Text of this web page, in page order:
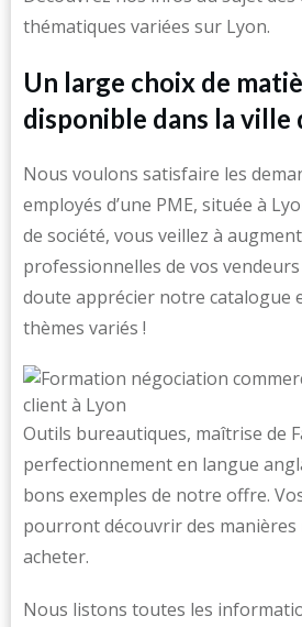
thématiques variées sur Lyon.
Un large choix de
disponible dans la ville
Nous voulons satisfaire les
employés d’une PME, située à
de société, vous veillez à
professionnelles de vos vendeurs
doute apprécier notre catalogue
thèmes variés !
Outils bureautiques, maîtrise de
perfectionnement en langue
bons exemples de notre offre.
pourront découvrir des
acheter.
Nous listons toutes les